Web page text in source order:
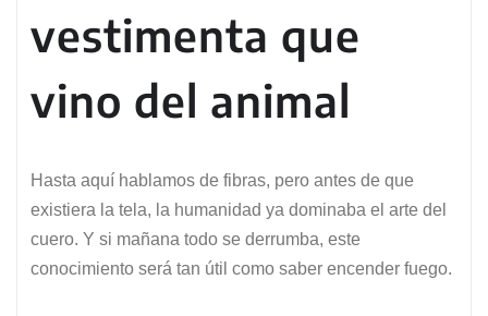
vestimenta que
vino del animal
Hasta aquí hablamos de fibras, pero antes de que
existiera la tela, la humanidad ya dominaba el arte del
cuero. Y si mañana todo se derrumba, este
conocimiento será tan útil como saber encender fuego.